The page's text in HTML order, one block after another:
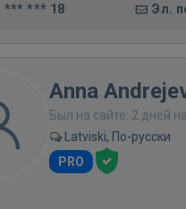
*** *** 18 Эл.
Anna
Был на сайте: 2 дней
Latviski, По-русски
PRO